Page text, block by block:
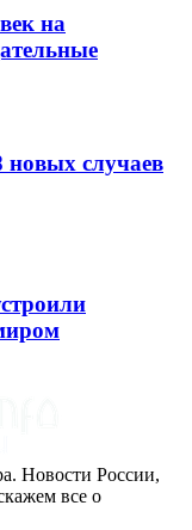
на
новых случаев
Новости России,
все о